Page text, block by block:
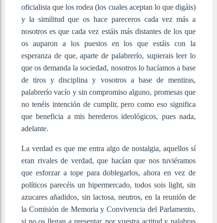
oficialista que los rodea (los cuales aceptan lo que digáis)
y la similitud que os hace pareceros cada vez más a
nosotros es que cada vez estáis más distantes de los que
os auparon a los puestos en los que estáis con la
esperanza de que, aparte de palabrerío, supierais leer lo
que os demanda la sociedad, nosotros lo hacíamos a base
de tiros y disciplina y vosotros a base de mentiras,
palabrerío vacío y sin compromiso alguno, promesas que
no tenéis intención de cumplir, pero como eso significa
que beneficia a mis herederos ideológicos, pues nada,
adelante.
La verdad es que me entra algo de nostalgia, aquellos sí
eran rivales de verdad, que hacían que nos tuviéramos
que esforzar a tope para doblegarlos, ahora en vez de
políticos parecéis un hipermercado, todos sois light, sin
azucares añadidos, sin lactosa, neutros, en la reunión de
la Comisión de Memoria y Convivencia del Parlamento,
si no os llegan a presentar, por vuestra actitud y palabras